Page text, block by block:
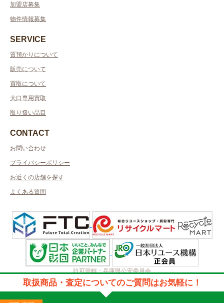
加盟店募集
物件情報募集
SERVICE
質預かりについて
販売について
買取について
大口専用買取
取り扱い品目
CONTACT
お問い合わせ
プライバシーポリシー
お近くの店舗を探す
よくある質問
許可管轄：兵庫県公安委員会
古物商許可番号：第631142200048号／取得者名：株式会社アルプス
2023 © kanteikyoku.jp allrights reseved.
取扱商品・査定についてのご質問はお気軽に！